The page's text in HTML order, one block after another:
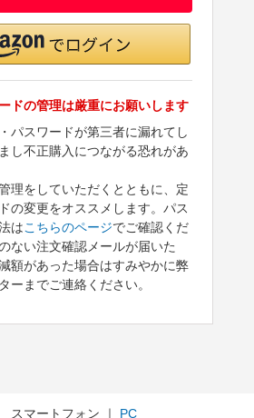
ドの管理は厳重にお願いします
パスワードが第三者に漏れてし
し不正購入につながる恐れがあ
理をしていただくとともに、定
の変更をオススメします。パス
はこちらのページでご確認くだ
ない注文確認メールが届いた
額があった場合はすみやかに弊
ーまでご連絡ください。
スマートフォン ｜ PC